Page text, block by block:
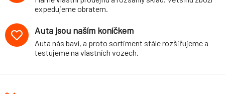
expedujeme obratem.
Auta jsou naším koníčkem
Auta nás baví, a proto sortiment stále rozšiřujeme a
testujeme na vlastních vozech.